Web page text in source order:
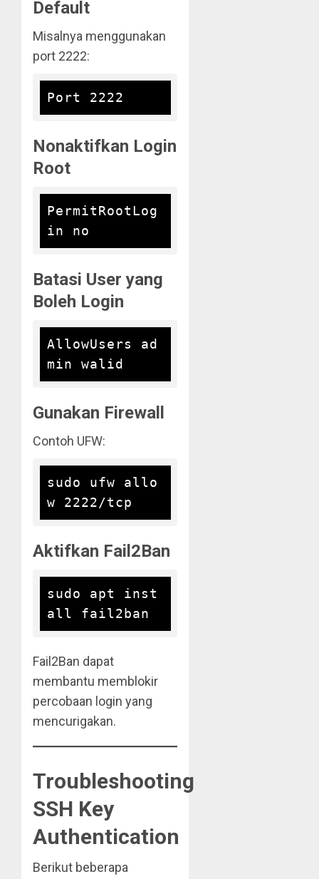
Default
Misalnya menggunakan
port 2222:
Nonaktifkan Login
Root
PermitRootLog
Batasi User yang
Boleh Login
AllowUsers ad
Gunakan Firewall
Contoh UFW:
sudo ufw allo
Aktifkan Fail2Ban
sudo apt inst
Fail2Ban dapat
membantu memblokir
percobaan login yang
mencurigakan.
Troubleshooting
SSH Key
Authentication
Berikut beberapa